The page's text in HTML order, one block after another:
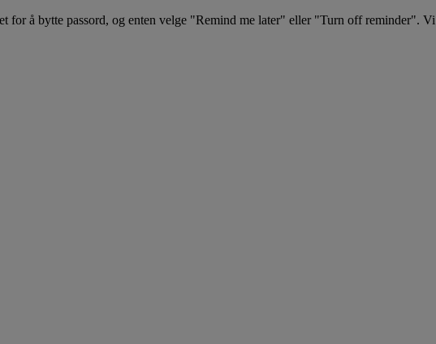
å bytte passord, og enten velge "Remind me later" eller "Turn off reminder". Vi